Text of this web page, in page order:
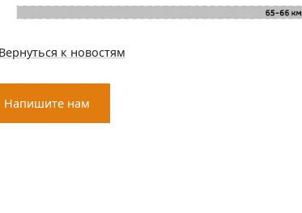
к новостям
Напишите нам